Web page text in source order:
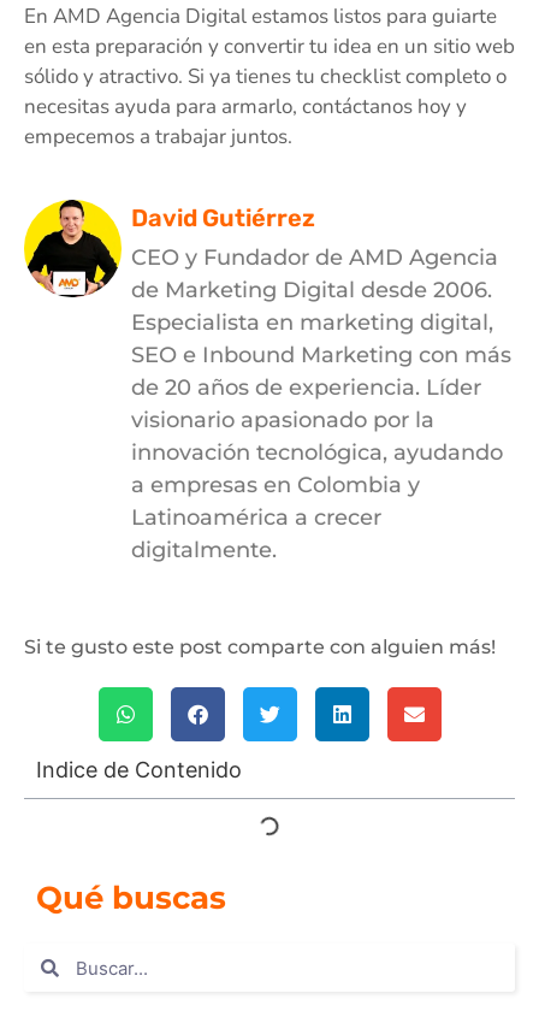
En AMD Agencia Digital estamos listos para guiarte
en esta preparación y convertir tu idea en un sitio web
sólido y atractivo. Si ya tienes tu checklist completo o
necesitas ayuda para armarlo, contáctanos hoy y
empecemos a trabajar juntos.
David Gutiérrez
CEO y Fundador de AMD Agencia
de Marketing Digital desde 2006.
Especialista en marketing digital,
SEO e Inbound Marketing con más
de 20 años de experiencia. Líder
visionario apasionado por la
innovación tecnológica, ayudando
a empresas en Colombia y
Latinoamérica a crecer
digitalmente.
Si te gusto este post comparte con alguien más!
Indice de Contenido
Qué buscas